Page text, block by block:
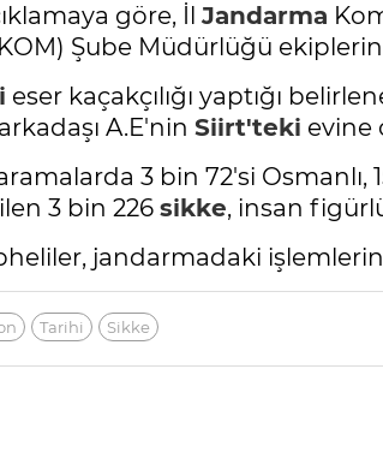
göre, İl Jandarma
Şube Müdürlüğü
eser kaçakçılığı yaptığı
A.E'nin Siirt'teki evine
3 bin 72'si
3 bin 226 sikke, insan
jandarmadaki
Tarihi Sikke